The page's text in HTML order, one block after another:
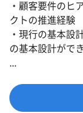
・顧客要件のヒ
クトの推進経験
・現行の基本設
の基本設計がで